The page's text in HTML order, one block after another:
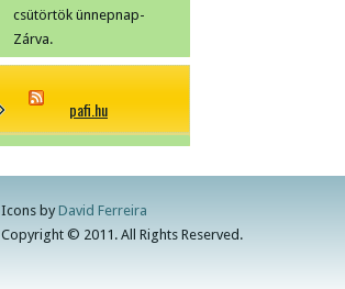
csütörtök ünnepnap-
Zárva.
pafi.hu
Icons by David Ferreira
Copyright © 2011. All Rights Reserved.